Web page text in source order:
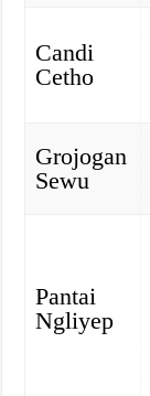
Candi
Cetho
Grojogan
Sewu
Pantai
Ngliyep